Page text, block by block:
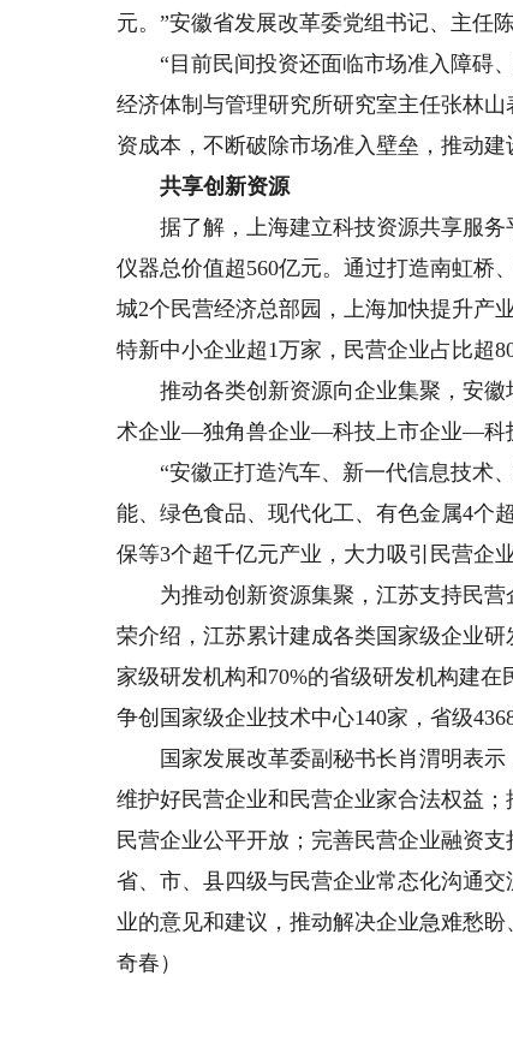
元。”安徽省发展改革委党组书记、主任陈
“目前民间投资还面临市场准入障碍、
经济体制与管理研究所研究室主任张林
资成本，不断破除市场准入壁垒，推动
共享创新资源
据了解，上海建立科技资源共享服务
仪器总价值超560亿元。通过打造南虹桥
城2个民营经济总部园，上海加快提升产
特新中小企业超1万家，民营企业占比超
推动各类创新资源向企业集聚，安徽
术企业—独角兽企业—科技上市企业—科
“安徽正打造汽车、新一代信息技术、
能、绿色食品、现代化工、有色金属4个
保等3个超千亿元产业，大力吸引民营企
为推动创新资源集聚，江苏支持民营
荣介绍，江苏累计建成各类国家级企业研
家级研发机构和70%的省级研发机构建
争创国家级企业技术中心140家，省级
国家发展改革委副秘书长肖渭明表示
维护好民营企业和民营企业家合法权益
民营企业公平开放；完善民营企业融资
省、市、县四级与民营企业常态化沟通
业的意见和建议，推动解决企业急难愁
奇春）